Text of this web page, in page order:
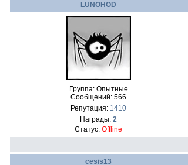
LUNOHOD
Группа: Опытные
Сообщений: 566
Репутация: 1410
Награды: 2
Статус: Offline
cesis13